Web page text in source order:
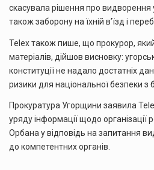
скасувала рішення про видворення
також заборону на їхній в’їзд і
Telex також пише, що прокурор,
матеріалів, дійшов висновку:
конституції не надало достатніх
ризики для національної безпеки з
Прокуратура Угорщини заявила
уряду інформації щодо організації
Орбана у відповідь на запитання
до компетентних органів.